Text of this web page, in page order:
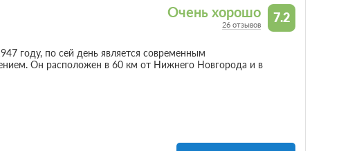
7.2
Очень хорошо
26 отзывов
году, по сей день является современным
Он расположен в 60 км от Нижнего Новгорода и в